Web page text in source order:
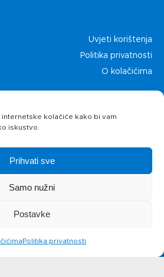
kolačiće kako bi vam
iskustvo.
Prihvati sve
Samo nužni
Postavke
Politika privatnosti
Uvjeti korištenja
Politika privatnosti
O kolačićima